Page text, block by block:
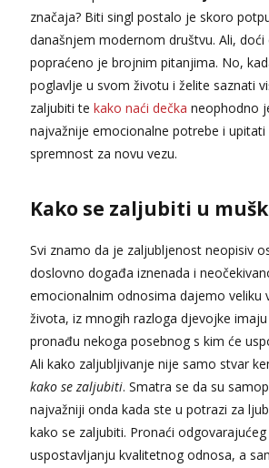
Vanesa
Čekam tvoj poziv!
tel:0,93€ - mob:1,12€ min
Ivančica
Tel:064/677-677
Zara
Čekam tvoj poziv!
Tel: 064/677-677 - Kod: #123
tel:0,93€ - mob:1,12€ min
Anđela
Čekam tvoj poziv!
Tel: 064/677-677- Kod: #142
tel:0,93€ - mob:1,12€ min
značaja? Biti singl postalo je skoro
današnjem modernom društvu. Ali, doći
popraćeno je brojnim pitanjima. No,
poglavlje u svom životu i želite saznati
zaljubiti te kako naći dečka neophodno
najvažnije emocionalne potrebe i
spremnost za novu vezu.
Kako se zaljubiti u
Svi znamo da je zaljubljenost neopisiv
doslovno događa iznenada i
emocionalnim odnosima dajemo veliku
života, iz mnogih razloga djevojke
pronađu nekoga posebnog s kim će
Ali kako zaljubljivanje nije samo stvar
kako se zaljubiti. Smatra se da su
najvažniji onda kada ste u potrazi za
kako se zaljubiti. Pronaći
uspostavljanju kvalitetnog odnosa, a